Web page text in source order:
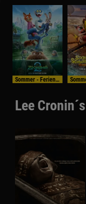
Sommer - Ferien - Programm
Lee